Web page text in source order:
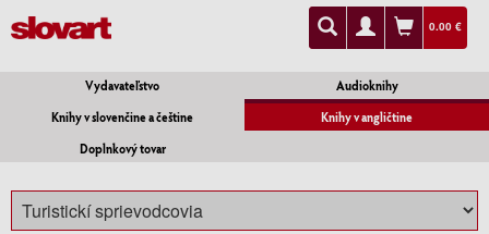
0.00 €
Vydavateľstvo
Audioknihy
Knihy v slovenčine a češtine
Knihy v angličtine
Doplnkový tovar